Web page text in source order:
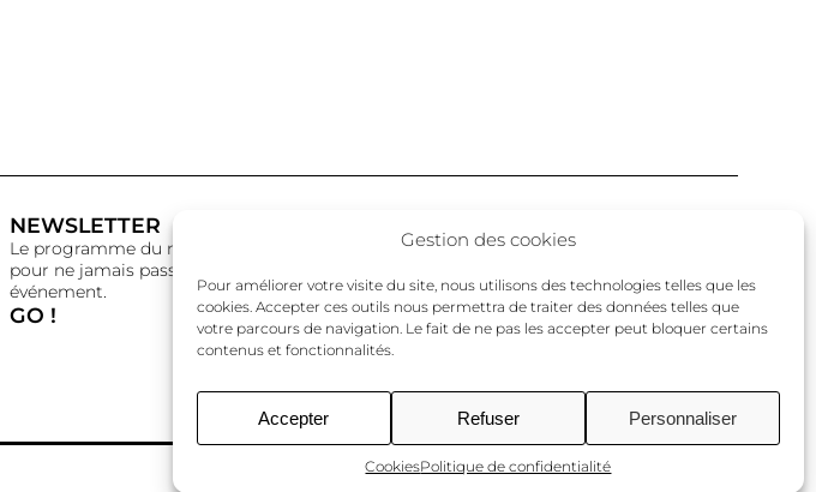
Gestion des cookies
Pour améliorer votre visite du site, nous utilisons des technologies telles que les
cookies. Accepter ces outils nous permettra de traiter des données telles que
votre parcours de navigation. Le fait de ne pas les accepter peut bloquer certains
contenus et fonctionnalités.
Accepter Refuser Personnaliser
CookiesPolitique de confidentialité
NEWSLETTER
Le programme du mois,
pour ne jamais passer à côté d’un
événement.
GO !
Instagram